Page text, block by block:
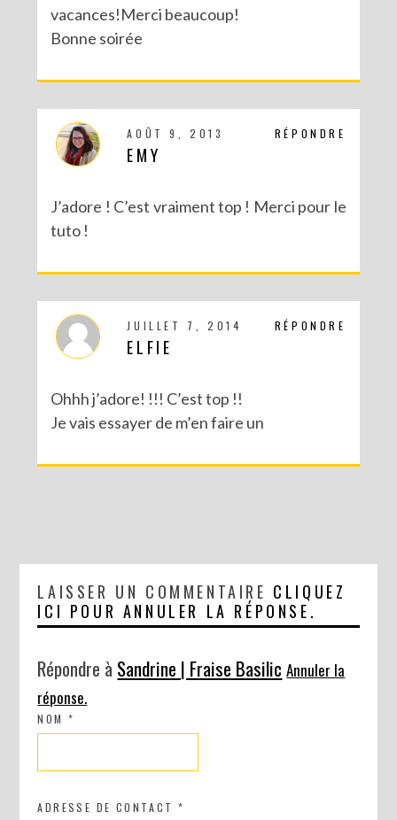
vacances!Merci beaucoup!
Bonne soirée
RÉPONDRE
AOÛT 9, 2013
EMY
J’adore ! C’est vraiment top ! Merci pour le
tuto !
RÉPONDRE
JUILLET 7, 2014
ELFIE
Ohhh j’adore! !!! C’est top !!
Je vais essayer de m’en faire un
LAISSER UN COMMENTAIRE CLIQUEZ
ICI POUR ANNULER LA RÉPONSE.
Répondre à Sandrine | Fraise Basilic Annuler la
réponse.
NOM*
ADRESSE DE CONTACT*